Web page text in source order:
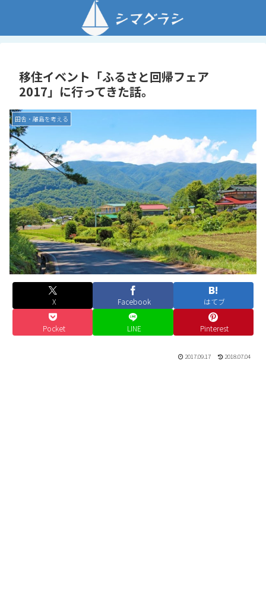
移住イベント「ふるさと回帰フェア
2017」に行ってきた話。
田舎・離島を考える
X Facebook はてブ
Pocket LINE Pinterest
2017.09.17 2018.07.04